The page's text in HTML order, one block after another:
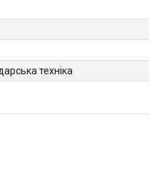
техніка